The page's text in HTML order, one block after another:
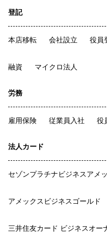
登記
本店移転 会社設立 役員
融資 マイクロ法人
労務
雇用保険 従業員入社 役
法人カード
セゾンプラチナビジネスアメ
アメックスビジネスゴールド
三井住友カード ビジネスオー